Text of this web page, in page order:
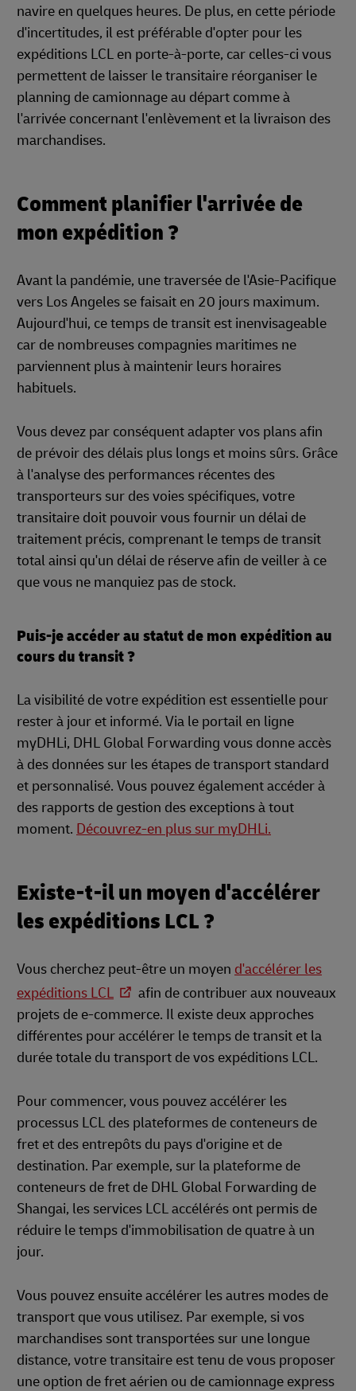
navire en quelques heures. De plus, en cette période
d'incertitudes, il est préférable d'opter pour les
expéditions LCL en porte-à-porte, car celles-ci vous
permettent de laisser le transitaire réorganiser le
planning de camionnage au départ comme à
l'arrivée concernant l'enlèvement et la livraison des
marchandises.
Comment planifier l'arrivée de
mon expédition ?
Avant la pandémie, une traversée de l'Asie-Pacifique
vers Los Angeles se faisait en 20 jours maximum.
Aujourd'hui, ce temps de transit est inenvisageable
car de nombreuses compagnies maritimes ne
parviennent plus à maintenir leurs horaires
habituels.
Vous devez par conséquent adapter vos plans afin
de prévoir des délais plus longs et moins sûrs. Grâce
à l'analyse des performances récentes des
transporteurs sur des voies spécifiques, votre
transitaire doit pouvoir vous fournir un délai de
traitement précis, comprenant le temps de transit
total ainsi qu'un délai de réserve afin de veiller à ce
que vous ne manquiez pas de stock.
Puis-je accéder au statut de mon expédition au
cours du transit ?
La visibilité de votre expédition est essentielle pour
rester à jour et informé. Via le portail en ligne
myDHLi, DHL Global Forwarding vous donne accès
à des données sur les étapes de transport standard
et personnalisé. Vous pouvez également accéder à
des rapports de gestion des exceptions à tout
moment. Découvrez-en plus sur myDHLi.
Existe-t-il un moyen d'accélérer
les expéditions LCL ?
Vous cherchez peut-être un moyen d'accélérer les
expéditions LCL
afin de contribuer aux nouveaux
projets de e-commerce. Il existe deux approches
différentes pour accélérer le temps de transit et la
durée totale du transport de vos expéditions LCL.
Pour commencer, vous pouvez accélérer les
processus LCL des plateformes de conteneurs de
fret et des entrepôts du pays d'origine et de
destination. Par exemple, sur la plateforme de
conteneurs de fret de DHL Global Forwarding de
Shangai, les services LCL accélérés ont permis de
réduire le temps d'immobilisation de quatre à un
jour.
Vous pouvez ensuite accélérer les autres modes de
transport que vous utilisez. Par exemple, si vos
marchandises sont transportées sur une longue
distance, votre transitaire est tenu de vous proposer
une option de fret aérien ou de camionnage express